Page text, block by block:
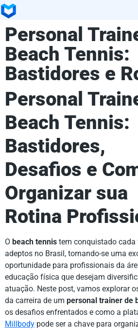
Personal
Beach Tennis:
Bastidores e
Personal
Beach Tennis:
Bastidores,
Desafios e
Organizar sua
Rotina
O beach tennis tem conquistado cada
adeptos no Brasil, tornando-se uma
oportunidade para profissionais da
educação física que desejam
atuação. Neste post, vamos explorar
da carreira de um personal trainer de
os desafios enfrentados e como a
Millbody pode ser a chave para